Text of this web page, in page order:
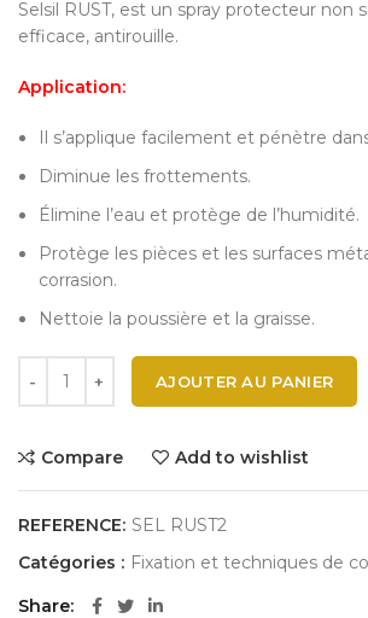
Selsil RUST, est un spray protecteur non
efficace, antirouille.
Application:
Il s’applique facilement et pénètre
Diminue les frottements.
Élimine l’eau et protège de l’humidité.
Protège les pièces et les surfaces
corrasion.
Nettoie la poussière et la graisse.
AJOUTER AU PANIER
Compare Add to wishlist
REFERENCE: SEL RUST2
Catégories : Fixation et techniques de
Share